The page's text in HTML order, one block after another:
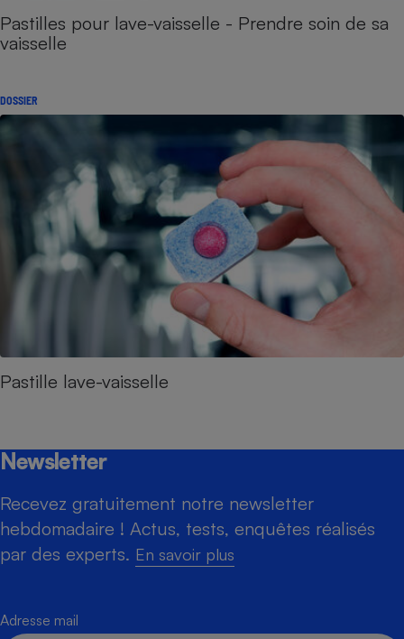
Pastilles pour lave-vaisselle - Prendre soin de sa
vaisselle
DOSSIER
Pastille lave-vaisselle
Newsletter
Recevez gratuitement notre newsletter
hebdomadaire ! Actus, tests, enquêtes réalisés
par des experts. En savoir plus
Adresse mail